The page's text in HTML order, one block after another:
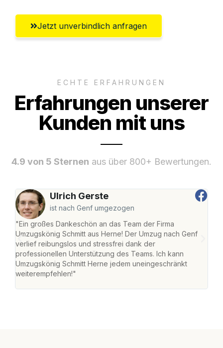
Jetzt unverbindlich anfragen
ECHTE ERFAHRUNGEN
Erfahrungen unserer
Kunden mit uns
4.9 von 5 Sternen aus über 800+ Bewertungen.
Ulrich Gerste
ist nach Genf umgezogen
"Ein großes Dankeschön an das Team der Firma
Umzugskönig Schmitt aus Herne! Der Umzug nach Genf
verlief reibungslos und stressfrei dank der
professionellen Unterstützung des Teams. Ich kann
Umzugskönig Schmitt Herne jedem uneingeschränkt
weiterempfehlen!"